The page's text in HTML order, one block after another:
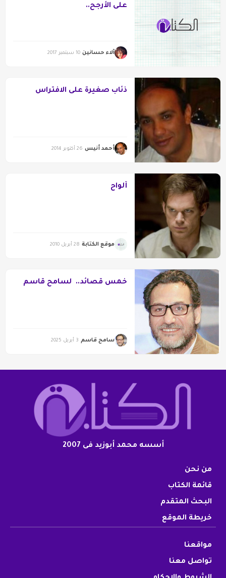
على الأرجح..
آلاء حسانين 10 سبتمبر 2017
ذئاب صغيرة على الافتراس
أحمد أنيس 26 أكتوبر 2014
ألواح
موقع الكتابة 28 أبريل 2010
خمس قصائد.. لسامح قاسم
سامح قاسم 3 أبريل 2025
أسسه محمد أبوزيد فى 2007
من نحن
قائمة الكتاب
البحث المتقدم
خريطة الموقع
مواقعنا
تواصل معنا